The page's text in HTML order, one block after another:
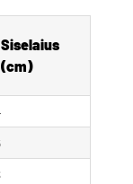
Siselaius
(cm)